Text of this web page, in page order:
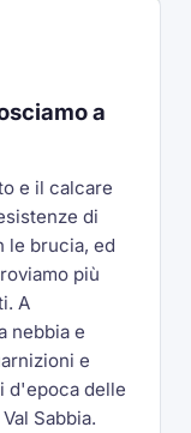
a
e il calcare
di
le brucia, ed
più
A
nebbia e
e
d'epoca delle
Sabbia.